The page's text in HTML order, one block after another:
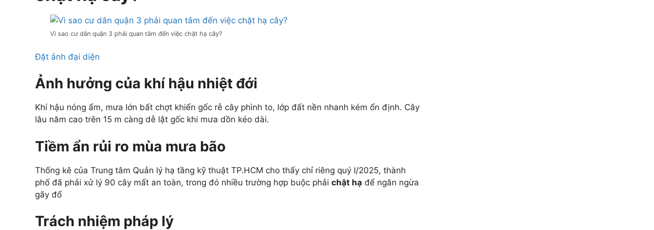
Vì sao cư dân quận 3 phải quan tâm đến việc chặt hạ cây?
Đặt ảnh đại diện
Ảnh hưởng của khí hậu nhiệt đới
Khí hậu nóng ẩm, mưa lớn bất chợt khiến gốc rễ cây phình to, lớp đất nền nhanh kém ổn định. Cây
lâu năm cao trên 15 m càng dễ lật gốc khi mưa dồn kéo dài.
Tiềm ẩn rủi ro mùa mưa bão
Thống kê của Trung tâm Quản lý hạ tầng kỹ thuật TP.HCM cho thấy chỉ riêng quý I/2025, thành
phố đã phải xử lý 90 cây mất an toàn, trong đó nhiều trường hợp buộc phải chặt hạ để ngăn ngừa
gãy đổ
Trách nhiệm pháp lý